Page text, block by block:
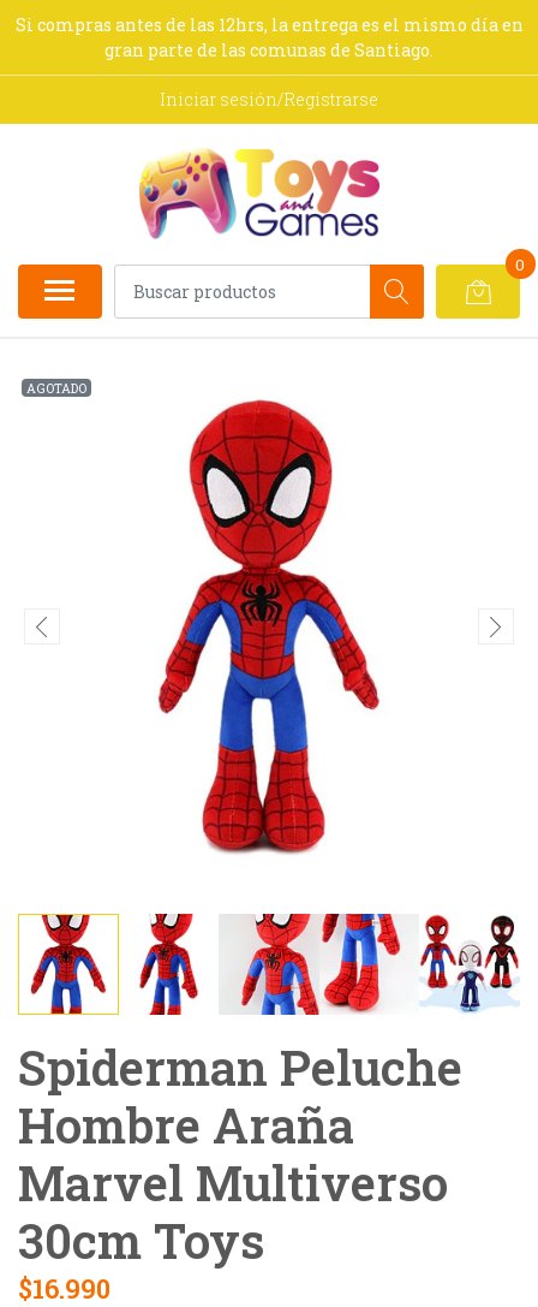
Si compras antes de las 12hrs, la entrega es el mismo día en
gran parte de las comunas de Santiago.
Iniciar sesión/Registrarse
0
AGOTADO
Spiderman Peluche
Hombre Araña
Marvel Multiverso
30cm Toys
$16.990